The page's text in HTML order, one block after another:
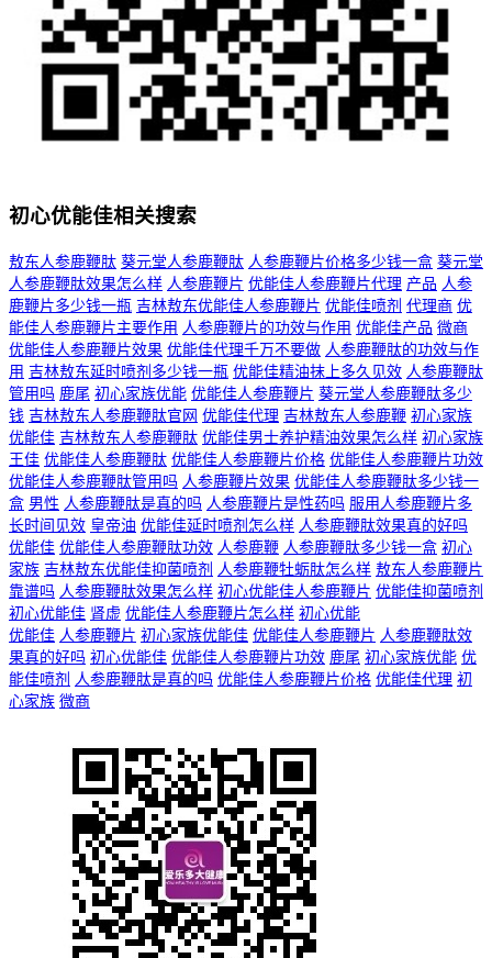
初心优能佳相关搜索
敖东人参鹿鞭肽 葵元堂人参鹿鞭肽 人参鹿鞭片价格多少钱一盒 葵元堂
人参鹿鞭肽效果怎么样 人参鹿鞭片 优能佳人参鹿鞭片代理 产品 人参
鹿鞭片多少钱一瓶 吉林敖东优能佳人参鹿鞭片 优能佳喷剂 代理商 优
能佳人参鹿鞭片主要作用 人参鹿鞭片的功效与作用 优能佳产品 微商
优能佳人参鹿鞭片效果 优能佳代理千万不要做 人参鹿鞭肽的功效与作
用 吉林敖东延时喷剂多少钱一瓶 优能佳精油抹上多久见效 人参鹿鞭肽
管用吗 鹿尾 初心家族优能 优能佳人参鹿鞭片 葵元堂人参鹿鞭肽多少
钱 吉林敖东人参鹿鞭肽官网 优能佳代理 吉林敖东人参鹿鞭 初心家族
优能佳 吉林敖东人参鹿鞭肽 优能佳男士养护精油效果怎么样 初心家族
王佳 优能佳人参鹿鞭肽 优能佳人参鹿鞭片价格 优能佳人参鹿鞭片功效
优能佳人参鹿鞭肽管用吗 人参鹿鞭片效果 优能佳人参鹿鞭肽多少钱一
盒 男性 人参鹿鞭肽是真的吗 人参鹿鞭片是性药吗 服用人参鹿鞭片多
长时间见效 皇帝油 优能佳延时喷剂怎么样 人参鹿鞭肽效果真的好吗
优能佳 优能佳人参鹿鞭肽功效 人参鹿鞭 人参鹿鞭肽多少钱一盒 初心
家族 吉林敖东优能佳抑菌喷剂 人参鹿鞭牡蛎肽怎么样 敖东人参鹿鞭片
靠谱吗 人参鹿鞭肽效果怎么样 初心优能佳人参鹿鞭片 优能佳抑菌喷剂
初心优能佳 肾虚 优能佳人参鹿鞭片怎么样 初心优能
优能佳 人参鹿鞭片 初心家族优能佳 优能佳人参鹿鞭片 人参鹿鞭肽效
果真的好吗 初心优能佳 优能佳人参鹿鞭片功效 鹿尾 初心家族优能 优
能佳喷剂 人参鹿鞭肽是真的吗 优能佳人参鹿鞭片价格 优能佳代理 初
心家族 微商